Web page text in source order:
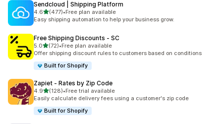
Sendcloud | Shipping Platform
4.65つ星中
(477)
合計レビュー数：477件
•Free plan available
Easy shipping automation to help your business grow.
Free Shipping Discounts ‑ SC
5.05つ星中
(72)
合計レビュー数：72件
•Free plan available
Offer shipping discount rules to customers based on conditions
Built for Shopify
Zapiet ‑ Rates by Zip Code
4.95つ星中
(128)
合計レビュー数：128件
•Free trial available
Easily calculate delivery fees using a customer's zip code
Built for Shopify